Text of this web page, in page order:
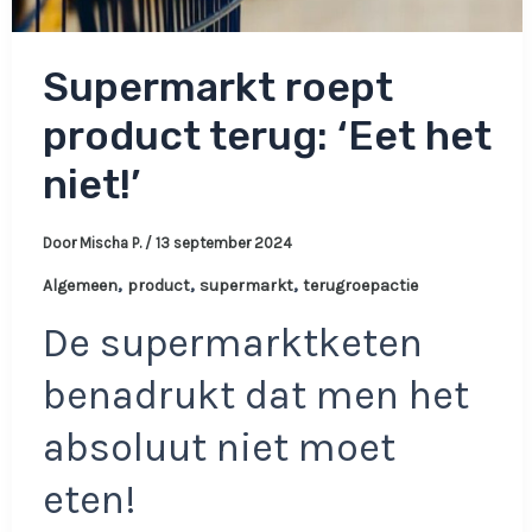
Supermarkt roept
product terug: ‘Eet het
niet!’
Door Mischa P. / 13 september 2024
Algemeen, product, supermarkt, terugroepactie
De supermarktketen
benadrukt dat men het
absoluut niet moet
eten!